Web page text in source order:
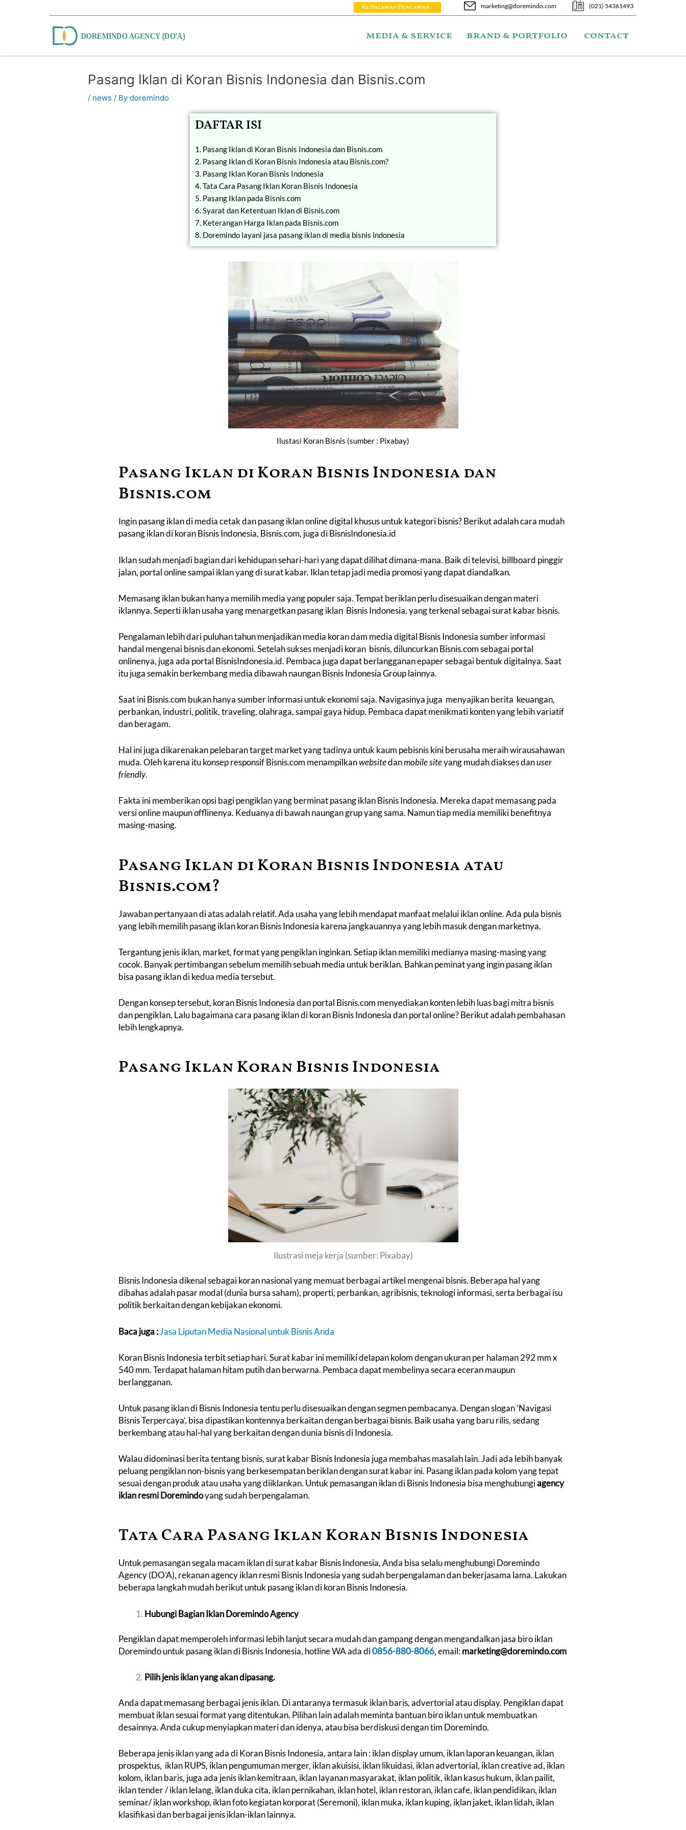
Ke Halaman Pencarian.. marketing@doremindo.com (021) 54361493
media & service brand & portfolio contact
Pasang Iklan di Koran Bisnis Indonesia dan Bisnis.com
/ news / Bydoremindo
DAFTAR ISI
1. Pasang Iklan di Koran Bisnis Indonesia dan Bisnis.com
2. Pasang Iklan di Koran Bisnis Indonesia atau Bisnis.com?
3. Pasang Iklan Koran Bisnis Indonesia
4. Tata Cara Pasang Iklan Koran Bisnis Indonesia
5. Pasang Iklan pada Bisnis.com
6. Syarat dan Ketentuan Iklan di Bisnis.com
7. Keterangan Harga Iklan pada Bisnis.com
8. Doremindo layani jasa pasang iklan di media bisnis indonesia
Ilustasi Koran Bisnis (sumber : Pixabay)
Pasang Iklan di Koran Bisnis Indonesia dan
Bisnis.com
Ingin pasang iklan di media cetak dan pasang iklan online digital khusus untuk kategori bisnis? Berikut adalah cara mudah
pasang iklan di koran Bisnis Indonesia, Bisnis.com, juga di BisnisIndonesia.id
Iklan sudah menjadi bagian dari kehidupan sehari-hari yang dapat dilihat dimana-mana. Baik di televisi, billboard pinggir
jalan, portal online sampai iklan yang di surat kabar. Iklan tetap jadi media promosi yang dapat diandalkan.
Memasang iklan bukan hanya memilih media yang populer saja. Tempat beriklan perlu disesuaikan dengan materi
iklannya. Seperti iklan usaha yang menargetkanpasang iklan Bisnis Indonesia, yang terkenal sebagai surat kabar bisnis.
Pengalaman lebih dari puluhan tahun menjadikan media koran dam media digital Bisnis Indonesia sumber informasi
handal mengenai bisnis dan ekonomi. Setelah sukses menjadi koran bisnis, diluncurkan Bisnis.com sebagai portal
onlinenya, juga ada portal BisnisIndonesia.id. Pembaca juga dapat berlangganan epaper sebagai bentuk digitalnya. Saat
itu juga semakin berkembang media dibawah naungan Bisnis Indonesia Group lainnya.
Saat ini Bisnis.com bukan hanya sumber informasi untuk ekonomi saja. Navigasinya juga menyajikan berita keuangan,
perbankan, industri, politik, traveling, olahraga, sampai gaya hidup. Pembaca dapat menikmati konten yang lebih variatif
dan beragam.
Hal ini juga dikarenakan pelebaran target market yang tadinya untuk kaum pebisnis kini berusaha meraih wirausahawan
muda. Oleh karena itu konsep responsif Bisnis.com menampilkanwebsitedanmobile siteyang mudah diakses danuser
friendly.
Fakta ini memberikan opsi bagi pengiklan yang berminatpasang iklan Bisnis Indonesia. Mereka dapat memasang pada
versi online maupun offlinenya. Keduanya di bawah naungan grup yang sama. Namun tiap media memiliki benefitnya
masing-masing.
Pasang Iklan di Koran Bisnis Indonesia atau
Bisnis.com?
Jawaban pertanyaan di atas adalah relatif. Ada usaha yang lebih mendapat manfaat melalui iklan online. Ada pula bisnis
yang lebih memilihpasang iklan koran Bisnis Indonesia karena jangkauannya yang lebih masuk dengan marketnya.
Tergantung jenis iklan, market, format yang pengiklan inginkan. Setiap iklan memiliki medianya masing-masing yang
cocok. Banyak pertimbangan sebelum memilih sebuah media untuk beriklan. Bahkan peminat yang ingin pasang iklan
bisa pasang iklan di kedua media tersebut.
Dengan konsep tersebut, koran Bisnis Indonesia dan portal Bisnis.com menyediakan konten lebih luas bagi mitra bisnis
dan pengiklan. Lalu bagaimana cara pasang iklan di koran Bisnis Indonesiadan portal online? Berikut adalah pembahasan
lebih lengkapnya.
Pasang Iklan Koran Bisnis Indonesia
Ilustrasi meja kerja (sumber: Pixabay)
Bisnis Indonesia dikenal sebagai koran nasional yang memuat berbagai artikel mengenai bisnis. Beberapa hal yang
dibahas adalah pasar modal (dunia bursa saham), properti, perbankan, agribisnis, teknologi informasi, serta berbagai isu
politik berkaitan dengan kebijakan ekonomi.
Baca juga :Jasa Liputan Media Nasional untuk Bisnis Anda
Koran Bisnis Indonesia terbit setiap hari. Surat kabar ini memiliki delapan kolom dengan ukuran per halaman 292 mm x
540 mm. Terdapat halaman hitam putih dan berwarna. Pembaca dapat membelinya secara eceran maupun
berlangganan.
Untukpasang iklan di Bisnis Indonesiatentu perlu disesuaikan dengan segmen pembacanya. Dengan slogan ‘Navigasi
Bisnis Terpercaya’, bisa dipastikan kontennya berkaitan dengan berbagai bisnis. Baik usaha yang baru rilis, sedang
berkembang atau hal-hal yang berkaitan dengan dunia bisnis di Indonesia.
Walau didominasi berita tentang bisnis, surat kabar Bisnis Indonesia juga membahas masalah lain. Jadi ada lebih banyak
peluang pengiklan non-bisnis yang berkesempatan beriklan dengan surat kabar ini. Pasang iklan pada kolom yang tepat
sesuai dengan produk atau usaha yang diiklankan. Untuk pemasangan iklan di Bisnis Indonesia bisa menghubungiagency
iklan resmiDoremindoyang sudah berpengalaman.
Tata Cara Pasang Iklan Koran Bisnis Indonesia
Untuk pemasangan segala macam iklan di surat kabar Bisnis Indonesia, Anda bisa selalu menghubungi Doremindo
Agency (DO’A), rekanan agency iklan resmi Bisnis Indonesia yang sudah berpengalaman dan bekerjasama lama. Lakukan
beberapa langkah mudah berikut untukpasang iklan di koran Bisnis Indonesia.
Hubungi Bagian Iklan Doremindo Agency
Pengiklan dapat memperoleh informasi lebih lanjut secara mudah dan gampang dengan mengandalkan jasa biro iklan
Doremindo untuk pasang iklan di Bisnis Indonesia, hotline WA ada di0856-880-8066,email:marketing@doremindo.com
Pilih jenis iklan yang akan dipasang.
Anda dapat memasang berbagai jenis iklan. Di antaranya termasuk iklan baris, advertorial atau display. Pengiklan dapat
membuat iklan sesuai format yang ditentukan. Pilihan lain adalah meminta bantuan biro iklan untuk membuatkan
desainnya. Anda cukup menyiapkan materi dan idenya, atau bisa berdiskusi dengan tim Doremindo.
Beberapa jenis iklan yang ada di Koran Bisnis Indonesia, antara lain : iklan display umum, iklan laporan keuangan, iklan
prospektus, iklan RUPS, iklan pengumuman merger, iklan akuisisi, iklan likuidasi, iklan advertorial, iklan creative ad, iklan
kolom, iklan baris, juga ada jenis iklan kemitraan, iklan layanan masyarakat, iklan politik, iklan kasus hukum, iklan pailit,
iklan tender / iklan lelang, iklan duka cita, iklan pernikahan, iklan hotel, iklan restoran, iklan cafe, iklan pendidikan, iklan
seminar/ iklan workshop, iklan foto kegiatan korporat (Seremoni), iklan muka, iklan kuping, iklan jaket, iklan lidah, iklan
klasifikasi dan berbagai jenis iklan-iklan lainnya.
navigation